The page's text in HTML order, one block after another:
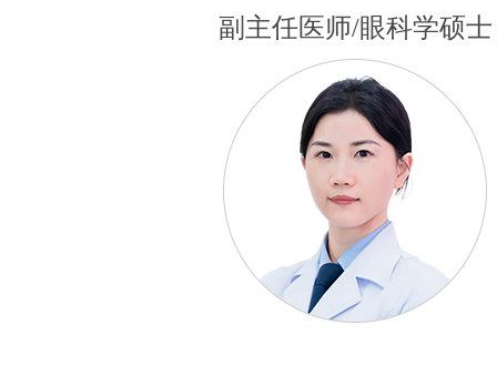
副主任医师/眼科学硕士